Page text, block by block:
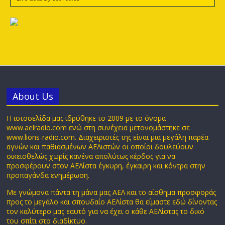
Αbout Us
Η ιστοσελίδα μας ιδρύθηκε το 2009 με το όνομα
www.aelradio.com ενώ στη συνέχεια μετονομάστηκε σε
www.lions-radio.com. Διαχειριστές της είναι μια μεγάλη παρέα
αγνών και παθιασμένων ΑΕΛιστών οι οποίοι δουλεύουν
οικειοθελώς χωρίς κανένα απολύτως κέρδος για να
προσφέρουν στον ΑΕΛίστα έγκυρη, έγκαιρη και κόντρα στην
προπαγάνδα ενημέρωση.
Με γνώμονα πάντα τη μάνα μας ΑΕΛ και το αίσθημα προσφοράς
προς το μεγάλο και σπουδαίο ΑΕΛίστα θα είμαστε εδώ δίνοντας
τον καλύτερο μας εαυτό για να έχει ο κάθε ΑΕΛίστας το δικό
του σπίτι στο διαδίκτυο.